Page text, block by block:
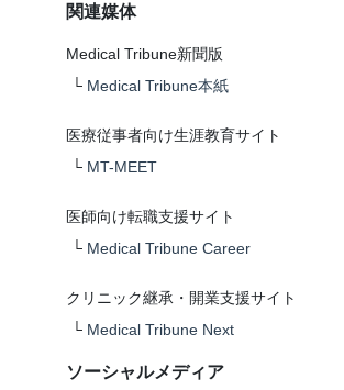
関連媒体
Medical Tribune新聞版
└ Medical Tribune本紙
医療従事者向け生涯教育サイト
└ MT-MEET
医師向け転職支援サイト
└ Medical Tribune Career
クリニック継承・開業支援サイト
└ Medical Tribune Next
ソーシャルメディア